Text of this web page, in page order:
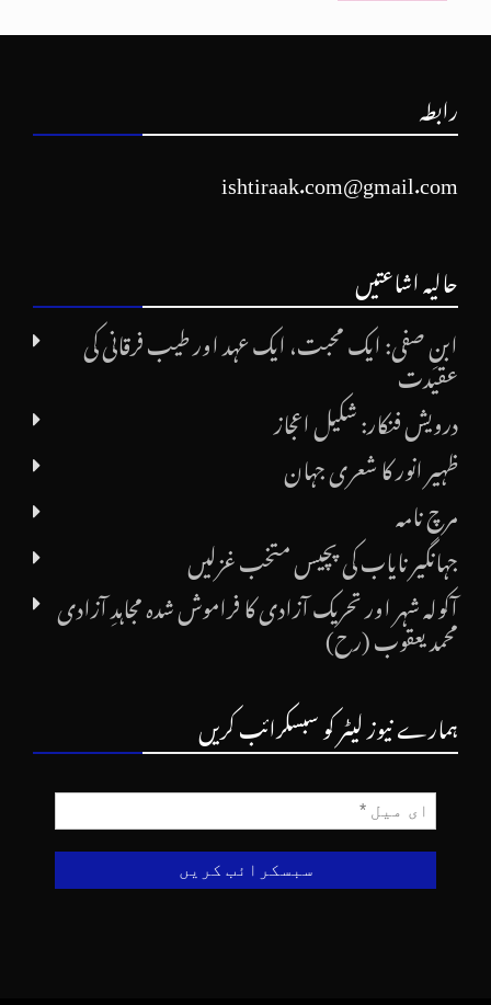
رابطہ
ishtiraak.com@gmail.com
حالیہ اشاعتیں
ابنِ صفی: ایک محبت، ایک عہد اور طیب فرقانی کی
عقیدت
درویش فنکار: شکیل اعجاز
ظہیر انور کا شعری جہان
مرچ نامہ
جہانگیر نایاب کی پچیس متخب غزلیں
آکولہ شہر اور تحریک آزادی کا فراموش شدہ مجاہدِ آزادی
محمد یعقوب (رح)
ہمارے نیوز لیٹر کو سبسکرائب کریں